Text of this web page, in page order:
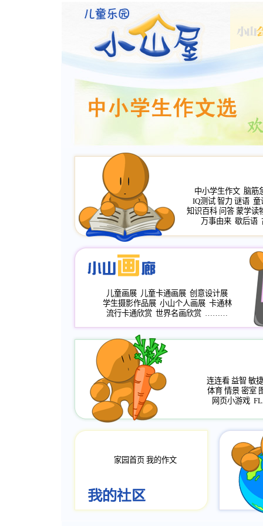
中小学生作文 脑筋
IQ测试 智力 谜语 童
知识百科 问答 蒙学读
万事由来 歇后语
儿童画展 儿童卡通画展 创意设计展
学生摄影作品展 小山个人画展 卡通林
流行卡通欣赏 世界名画欣赏 ………
连连看 益智 敏捷
体育 情景 密室
网页小游戏
家园首页 我的作文